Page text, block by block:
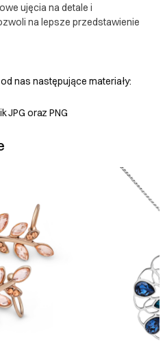
ujęcia na detale i
na lepsze przedstawienie
nas następujące materiały:
JPG oraz PNG